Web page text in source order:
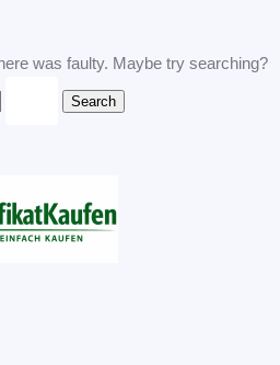
was faulty. Maybe try searching?